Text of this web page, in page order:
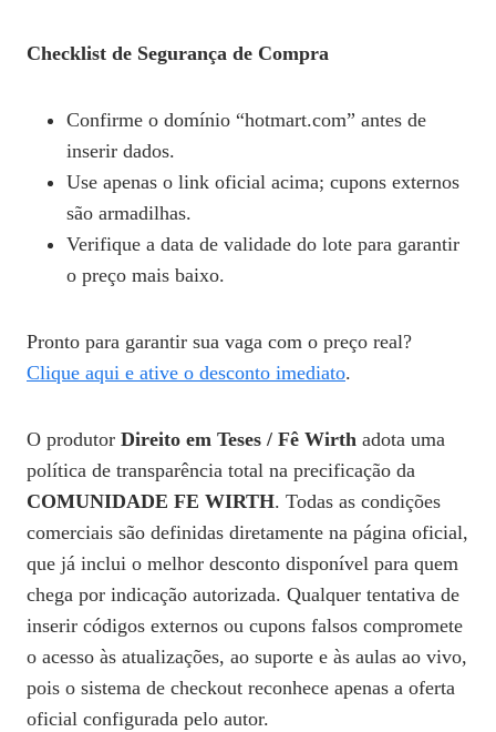
Checklist de Segurança de Compra
Confirme o domínio “hotmart.com” antes de
inserir dados.
Use apenas o link oficial acima; cupons externos
são armadilhas.
Verifique a data de validade do lote para garantir
o preço mais baixo.
Pronto para garantir sua vaga com o preço real?
Clique aqui e ative o desconto imediato.
O produtor Direito em Teses / Fê Wirth adota uma
política de transparência total na precificação da
COMUNIDADE FE WIRTH. Todas as condições
comerciais são definidas diretamente na página oficial,
que já inclui o melhor desconto disponível para quem
chega por indicação autorizada. Qualquer tentativa de
inserir códigos externos ou cupons falsos compromete
o acesso às atualizações, ao suporte e às aulas ao vivo,
pois o sistema de checkout reconhece apenas a oferta
oficial configurada pelo autor.